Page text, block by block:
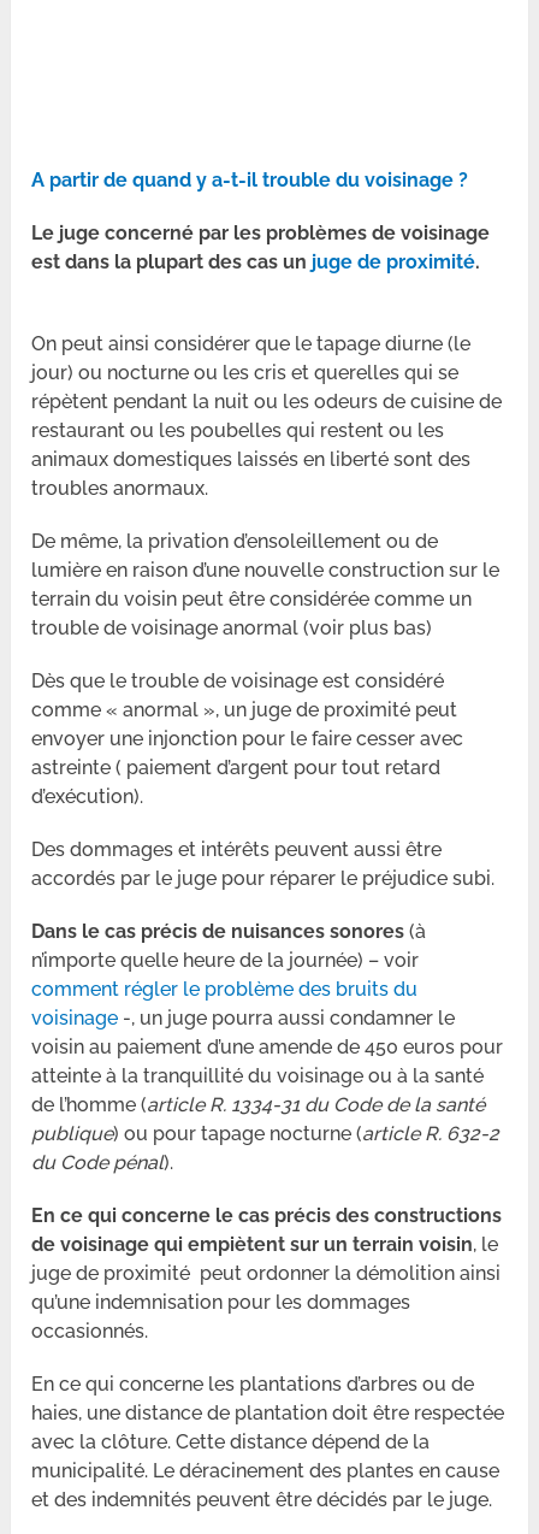
A partir de quand y a-t-il trouble du voisinage ?
Le juge concerné par les problèmes de voisinage
est dans la plupart des cas un juge de proximité.
On peut ainsi considérer que le tapage diurne (le
jour) ou nocturne ou les cris et querelles qui se
répètent pendant la nuit ou les odeurs de cuisine de
restaurant ou les poubelles qui restent ou les
animaux domestiques laissés en liberté sont des
troubles anormaux.
De même, la privation d’ensoleillement ou de
lumière en raison d’une nouvelle construction sur le
terrain du voisin peut être considérée comme un
trouble de voisinage anormal (voir plus bas)
Dès que le trouble de voisinage est considéré
comme « anormal », un juge de proximité peut
envoyer une injonction pour le faire cesser avec
astreinte ( paiement d’argent pour tout retard
d’exécution).
Des dommages et intérêts peuvent aussi être
accordés par le juge pour réparer le préjudice subi.
Dans le cas précis de nuisances sonores (à
n’importe quelle heure de la journée) – voir
comment régler le problème des bruits du
voisinage -, un juge pourra aussi condamner le
voisin au paiement d’une amende de 450 euros pour
atteinte à la tranquillité du voisinage ou à la santé
de l’homme (article R. 1334-31 du Code de la santé
publique) ou pour tapage nocturne (article R. 632-2
du Code pénal).
En ce qui concerne le cas précis des constructions
de voisinage qui empiètent sur un terrain voisin, le
juge de proximité peut ordonner la démolition ainsi
qu’une indemnisation pour les dommages
occasionnés.
En ce qui concerne les plantations d’arbres ou de
haies, une distance de plantation doit être respectée
avec la clôture. Cette distance dépend de la
municipalité. Le déracinement des plantes en cause
et des indemnités peuvent être décidés par le juge.